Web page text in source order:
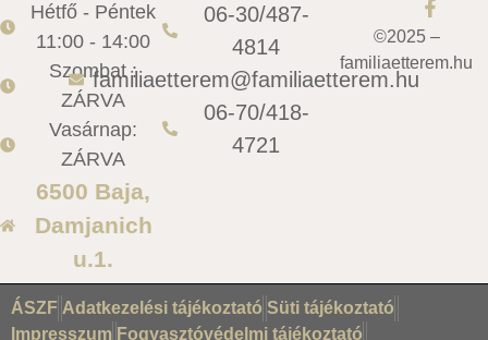
Hétfő - Péntek
11:00 - 14:00
Szombat :
ZÁRVA
Vasárnap:
ZÁRVA
6500 Baja,
Damjanich
u.1.
06-30/487-
4814
familiaetterem@familiaetterem.hu
06-70/418-
4721
©2025 –
familiaetterem.hu
ÁSZF Adatkezelési tájékoztató Süti tájékoztató
Impresszum Fogyasztóvédelmi tájékoztató